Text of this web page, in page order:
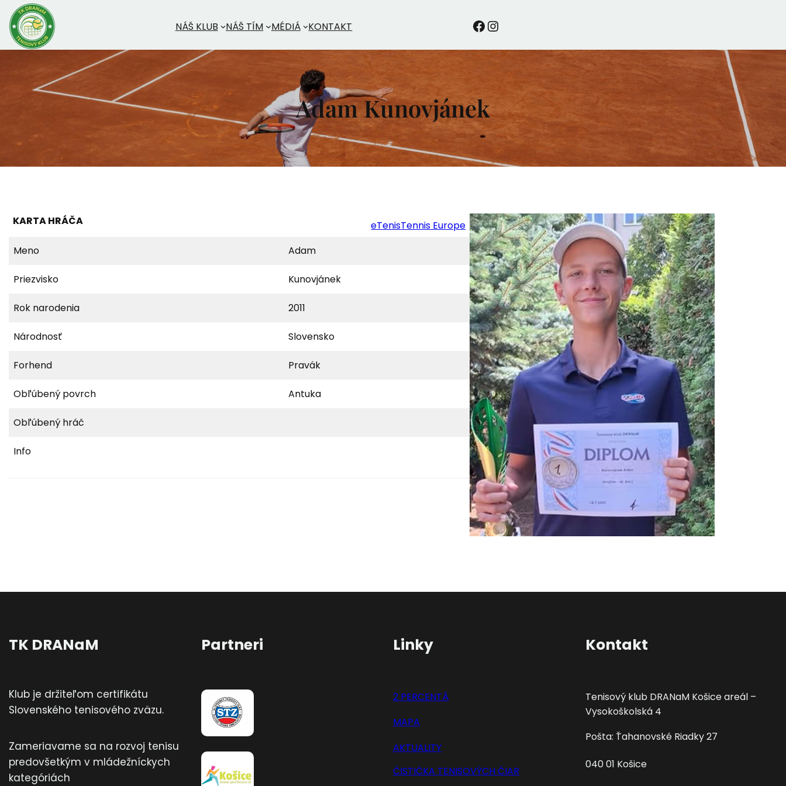
Prejsť
na
obsah
NÁŠ KLUB NÁŠ TÍM MÉDIÁ KONTAKT TKDRANaM Instagram
Adam Kunovjánek
KARTA HRÁČA eTenisTennis Europe
Meno
Adam
Priezvisko Kunovjánek
Rok narodenia 2011
Národnosť Slovensko
Forhend Pravák
Obľúbený povrch Antuka
Obľúbený hráč
Info
TK DRANaM
Klub je držiteľom certifikátu
Slovenského tenisového zväzu.
Zameriavame sa na rozvoj tenisu
predovšetkým v mládežníckych
kategóriách
Partneri Linky
2 PERCENTÁ
MAPA
AKTUALITY
ČISTIČKA TENISOVÝCH ČIAR
Kontakt
Tenisový klub DRANaM Košice areál –
Vysokoškolská 4
Pošta: Ťahanovské Riadky 27
040 01 Košice